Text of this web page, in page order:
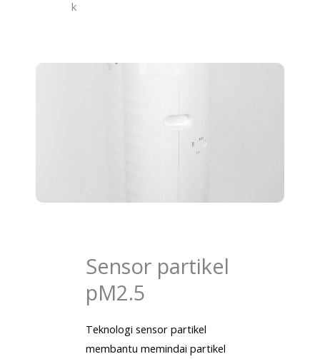
k
Sensor partikel
pM2.5
Teknologi sensor partikel
membantu memindai partikel